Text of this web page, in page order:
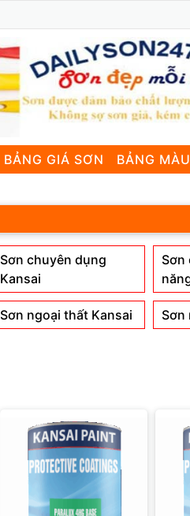
BẢNG GIÁ SƠN BẢNG
Sơn chuyên dụng
Kansai
Sơn
Sơn ngoại thất Kansai Sơn